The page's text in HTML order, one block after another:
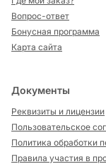
Вопрос-ответ
Бонусная программа
Карта сайта
Документы
Реквизиты и лицензии
Пользовательское
Политика обработки
Правила участия в